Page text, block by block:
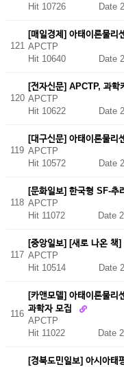
Hit 10726 Date
121
[매일경제] 아태이론물리
APCTP
Hit 10640
Date
120
[전자신문] APCTP, 과학
APCTP
Hit 10622
Date
119
[대구신문] 아태이론물리
APCTP
Hit 10572
Date
118
[문화일보] 한국형 SF-추
APCTP
Hit 11072
Date
117
[중앙일보] [새로 나온 책
APCTP
Hit 10514
Date
116
[카앤모델] 아태이론물리
과학자 모집
APCTP
Hit 11022 Date
[경북도민일보] 아시아태